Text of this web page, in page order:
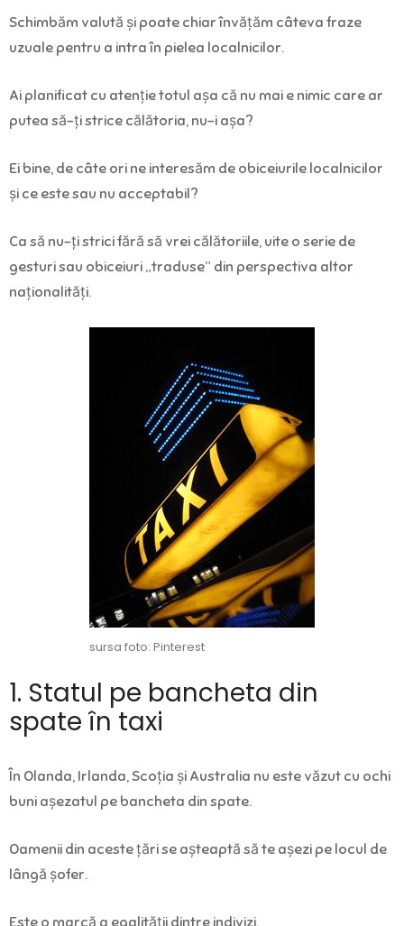
Schimbăm valută și poate chiar învățăm câteva fraze
uzuale pentru a intra în pielea localnicilor.
Ai planificat cu atenție totul așa că nu mai e nimic care ar
putea să-ți strice călătoria, nu-i așa?
Ei bine, de câte ori ne interesăm de obiceiurile localnicilor
și ce este sau nu acceptabil?
Ca să nu-ți strici fără să vrei călătoriile, uite o serie de
gesturi sau obiceiuri „traduse” din perspectiva altor
naționalități.
sursa foto: Pinterest
1. Statul pe bancheta din
spate în taxi
În Olanda, Irlanda, Scoția și Australia nu este văzut cu ochi
buni așezatul pe bancheta din spate.
Oamenii din aceste țări se așteaptă să te așezi pe locul de
lângă șofer.
Este o marcă a egalității dintre indivizi.